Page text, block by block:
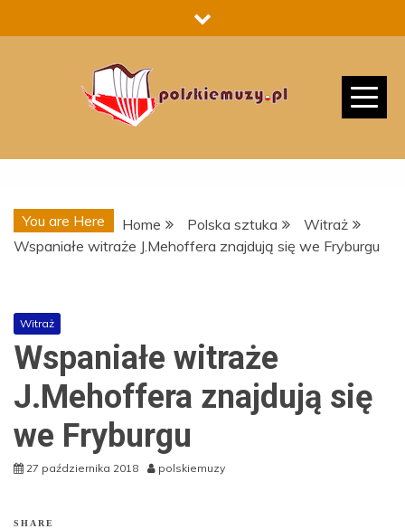
to
You are Here Home Polska sztuka
Witraż
Wspaniałe witraże J.Mehoffera znajdują się we Fryburgu
Witraż
Wspaniałe witraże
J.Mehoffera znajdują się
we Fryburgu
27 października 2018 polskiemuzy
SHARE